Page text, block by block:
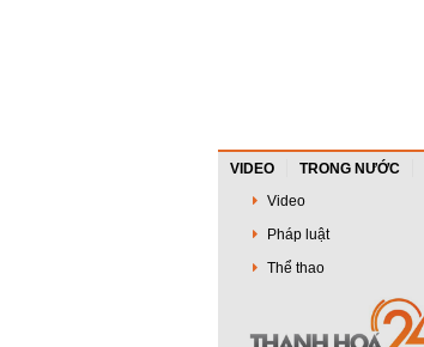
VIDEO TRONG NƯỚC
Video
Pháp luật
Thể thao